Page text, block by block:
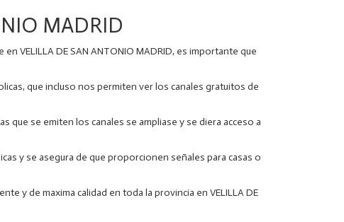
MADRID
VELILLA DE SAN ANTONIO MADRID, es importante que
que incluso nos permiten ver los canales gratuitos de
se emiten los canales se ampliase y se diera acceso a
y se asegura de que proporcionen señales para casas o
y de maxima calidad en toda la provincia en VELILLA DE